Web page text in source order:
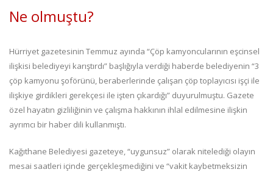
Ne olmuştu?
Hürriyet gazetesinin Temmuz ayında “Çöp kamyoncularının eşcinsel
ilişkisi belediyeyi karıştırdı” başlığıyla verdiği haberde belediyenin “3
çöp kamyonu şoförünü, beraberlerinde çalışan çöp toplayıcısı işçi ile
ilişkiye girdikleri gerekçesi ile işten çıkardığı” duyurulmuştu. Gazete
özel hayatın gizliliğinin ve çalışma hakkının ihlal edilmesine ilişkin
ayrımcı bir haber dili kullanmıştı.
Kağıthane Belediyesi gazeteye, “uygunsuz” olarak nitelediği olayın
mesai saatleri içinde gerçekleşmediğini ve “vakit kaybetmeksizin